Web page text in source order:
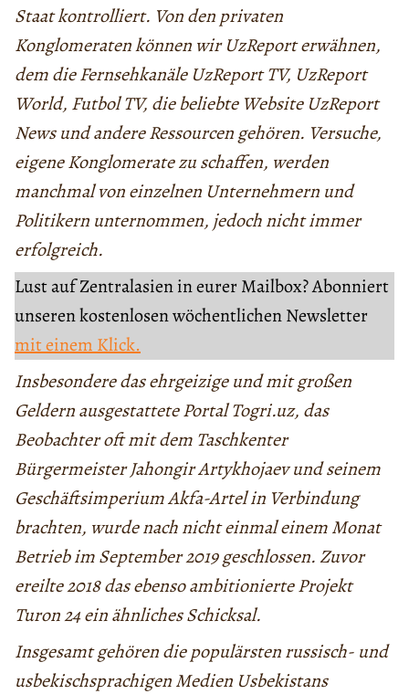
Staat kontrolliert. Von den privaten
Konglomeraten können wir UzReport erwähnen,
dem die Fernsehkanäle UzReport TV, UzReport
World, Futbol TV, die beliebte Website UzReport
News und andere Ressourcen gehören. Versuche,
eigene Konglomerate zu schaffen, werden
manchmal von einzelnen Unternehmern und
Politikern unternommen, jedoch nicht immer
erfolgreich.
Lust auf Zentralasien in eurer Mailbox? Abonniert
unseren kostenlosen wöchentlichen Newsletter
mit einem Klick.
Insbesondere das ehrgeizige und mit großen
Geldern ausgestattete Portal Togri.uz, das
Beobachter oft mit dem Taschkenter
Bürgermeister Jahongir Artykhojaev und seinem
Geschäftsimperium Akfa-Artel in Verbindung
brachten, wurde nach nicht einmal einem Monat
Betrieb im September 2019 geschlossen. Zuvor
ereilte 2018 das ebenso ambitionierte Projekt
Turon 24 ein ähnliches Schicksal.
Insgesamt gehören die populärsten russisch- und
usbekischsprachigen Medien Usbekistans